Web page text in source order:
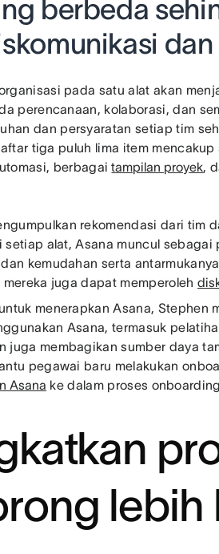
berbeda
dan
pada satu alat akan
perencanaan, kolaborasi, dan
dan persyaratan setiap tim
tiga puluh lima item
berbagaitampilan proyek,
rekomendasi dari tim
setiap alat, Asana muncul
kemudahan serta
juga dapat memperoleh
menerapkan Asana,
Asana, termasuk
juga membagikan sumber daya
pegawai baru melakukan
Asana ke dalam proses
lebih